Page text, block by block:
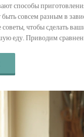
способы
совсем разным в
советы, чтобы сделать
еду. Приводим